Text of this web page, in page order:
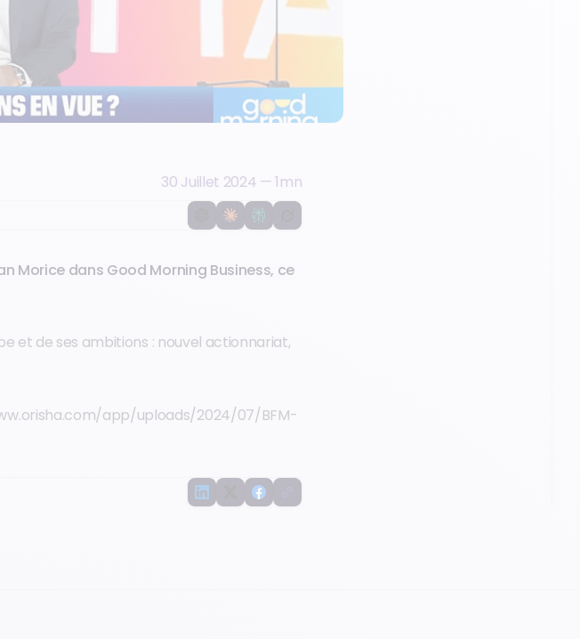
30 Juillet 2024 —1mn
Morice dans Good Morning Business, ce
et de ses ambitions : nouvel actionnariat,
app/uploads/2024/07/BFM-